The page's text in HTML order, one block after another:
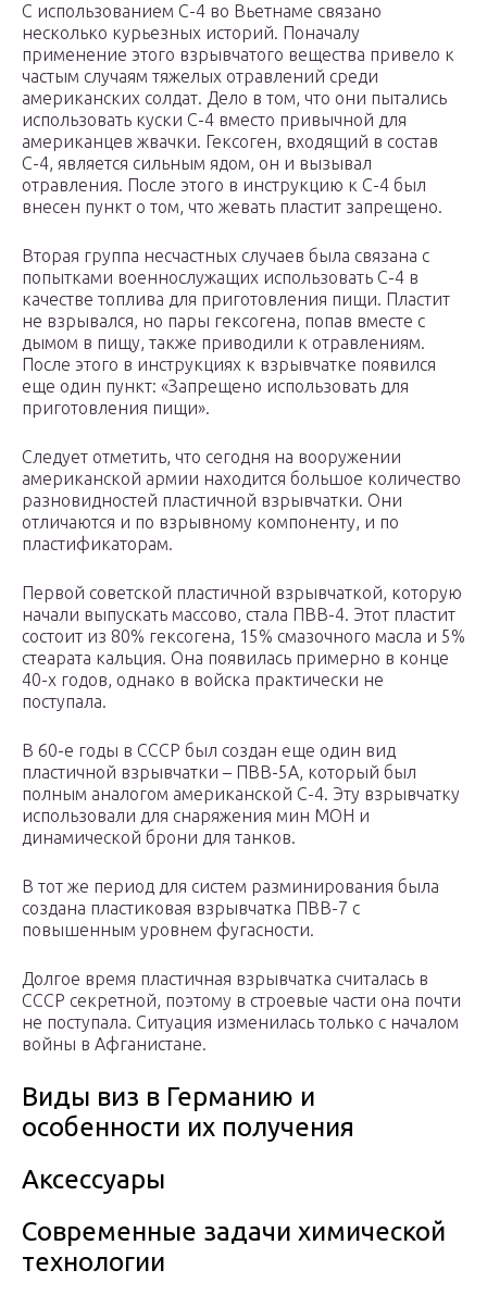
С использованием С-4 во Вьетнаме связано
несколько курьезных историй. Поначалу
применение этого взрывчатого вещества привело к
частым случаям тяжелых отравлений среди
американских солдат. Дело в том, что они пытались
использовать куски С-4 вместо привычной для
американцев жвачки. Гексоген, входящий в состав
С-4, является сильным ядом, он и вызывал
отравления. После этого в инструкцию к С-4 был
внесен пункт о том, что жевать пластит запрещено.
Вторая группа несчастных случаев была связана с
попытками военнослужащих использовать С-4 в
качестве топлива для приготовления пищи. Пластит
не взрывался, но пары гексогена, попав вместе с
дымом в пищу, также приводили к отравлениям.
После этого в инструкциях к взрывчатке появился
еще один пункт: «Запрещено использовать для
приготовления пищи».
Следует отметить, что сегодня на вооружении
американской армии находится большое количество
разновидностей пластичной взрывчатки. Они
отличаются и по взрывному компоненту, и по
пластификаторам.
Первой советской пластичной взрывчаткой, которую
начали выпускать массово, стала ПВВ-4. Этот пластит
состоит из 80% гексогена, 15% смазочного масла и 5%
стеарата кальция. Она появилась примерно в конце
40-х годов, однако в войска практически не
поступала.
В 60-е годы в СССР был создан еще один вид
пластичной взрывчатки – ПВВ-5А, который был
полным аналогом американской С-4. Эту взрывчатку
использовали для снаряжения мин МОН и
динамической брони для танков.
В тот же период для систем разминирования была
создана пластиковая взрывчатка ПВВ-7 с
повышенным уровнем фугасности.
Долгое время пластичная взрывчатка считалась в
СССР секретной, поэтому в строевые части она почти
не поступала. Ситуация изменилась только с началом
войны в Афганистане.
Виды виз в Германию и
особенности их получения
Аксессуары
Современные задачи химической
технологии